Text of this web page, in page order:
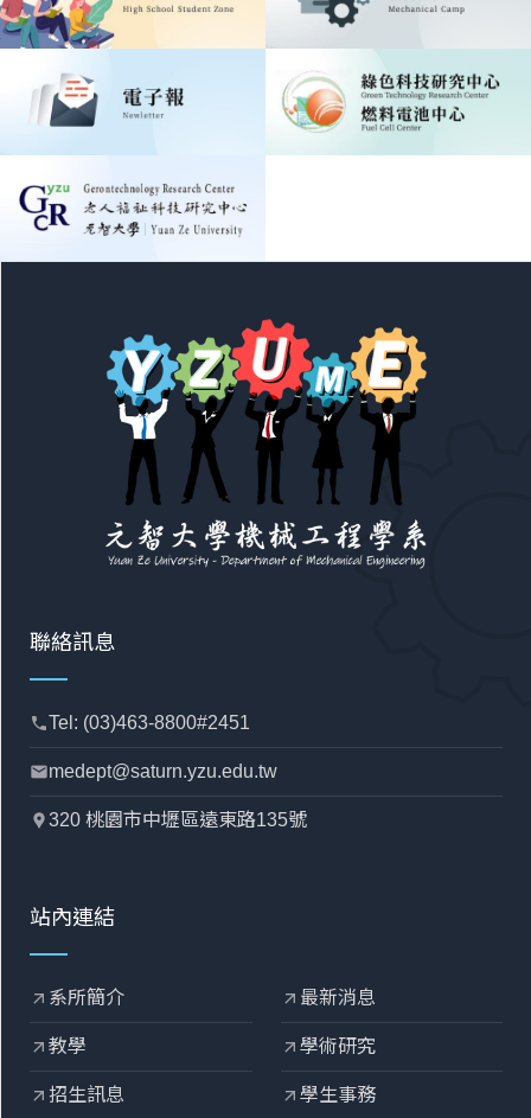
聯絡訊息
phoneTel: (03)463-8800#2451
mailmedept@saturn.yzu.edu.tw
location_pin320 桃園市中壢區遠東路135號
站內連結
arrow_outward 系所簡介 arrow_outward 最新消息
arrow_outward 教學 arrow_outward 學術研究
arrow_outward 招生訊息 arrow_outward 學生事務